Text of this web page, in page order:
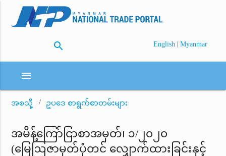
search English | Myanmar
menu
အစသို့ ဥပဒေ စာရွက်စာတမ်းများ
အမိန့်ကြော်ငြာစာအမှတ်၊ ၁/၂၀၂၀
(မြေဩဇာမှတ်ပုံတင် လျှောက်ထားခြင်းနှင့်